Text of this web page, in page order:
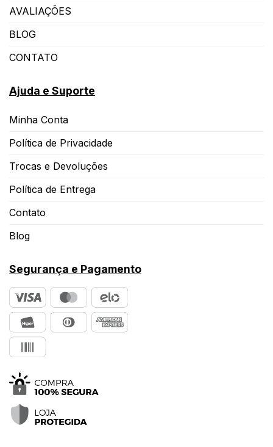
AVALIAÇÕES
BLOG
CONTATO
Ajuda e Suporte
Minha Conta
Política de Privacidade
Trocas e Devoluções
Política de Entrega
Contato
Blog
Segurança e Pagamento